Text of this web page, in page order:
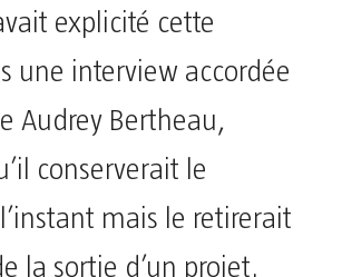
explicité cette
une interview accordée
Audrey Bertheau,
conserverait le
mais le retirerait
la sortie d’un projet.